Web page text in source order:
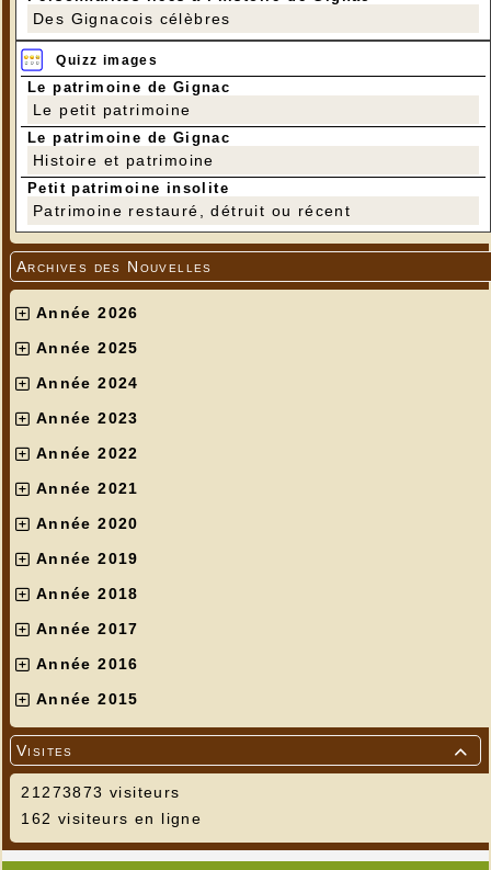
Des Gignacois célèbres
Quizz images
Le patrimoine de Gignac
Le petit patrimoine
Le patrimoine de Gignac
Histoire et patrimoine
Petit patrimoine insolite
Patrimoine restauré, détruit ou récent
Archives des Nouvelles
Année 2026
Année 2025
Année 2024
Année 2023
Année 2022
Année 2021
Année 2020
Année 2019
Année 2018
Année 2017
Année 2016
Année 2015

Visites
21273873 visiteurs
162 visiteurs en ligne